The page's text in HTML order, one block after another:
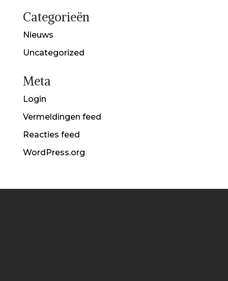
Categorieën
Nieuws
Uncategorized
Meta
Login
Vermeldingen feed
Reacties feed
WordPress.org